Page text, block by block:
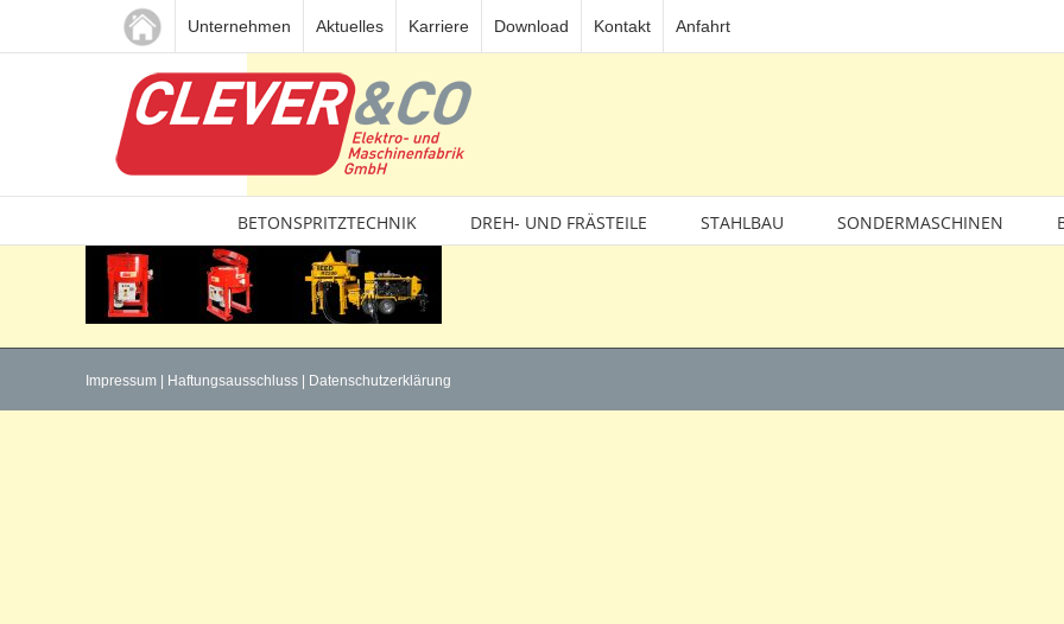
Unternehmen Aktuelles Karriere Download Kontakt Anfahrt
BETONSPRITZTECHNIK DREH- UND FRÄSTEILE STAHLBAU SONDERMASCHINEN
Impressum Haftungsausschluss Datenschutzerklärung